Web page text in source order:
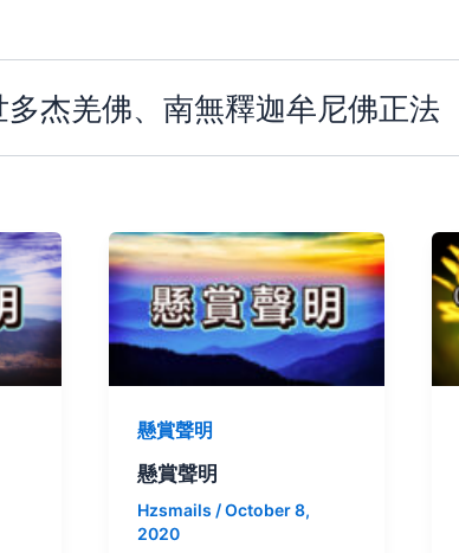
杰羌佛、南無釋迦牟尼佛正法
懸賞聲明
懸賞聲明
Hzsmails /October 8,
2020